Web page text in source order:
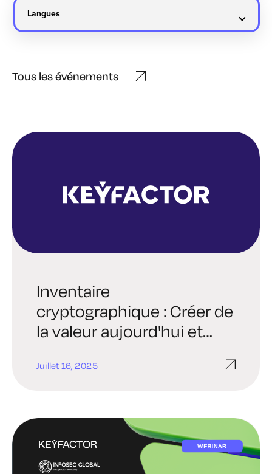
Tous les événements
Inventaire
cryptographique : Créer de
la valeur aujourd'hui et
Juillet 16, 2025